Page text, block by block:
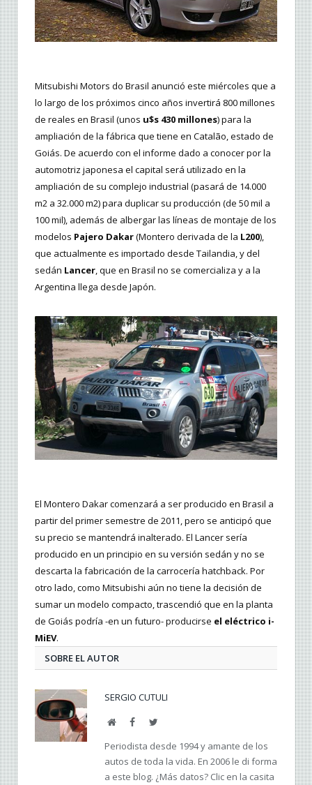
Mitsubishi Motors do Brasil anunció este miércoles que a
lo largo de los próximos cinco años invertirá 800 millones
de reales en Brasil (unos u$s 430 millones) para la
ampliación de la fábrica que tiene en Catalão, estado de
Goiás. De acuerdo con el informe dado a conocer por la
automotriz japonesa el capital será utilizado en la
ampliación de su complejo industrial (pasará de 14.000
m2 a 32.000 m2) para duplicar su producción (de 50 mil a
100 mil), además de albergar las líneas de montaje de los
modelos Pajero Dakar(Montero derivada de la L200),
que actualmente es importado desde Tailandia, y del
sedán Lancer, que en Brasil no se comercializa y a la
Argentina llega desde Japón.
El Montero Dakar comenzará a ser producido en Brasil a
partir del primer semestre de 2011, pero se anticipó que
su precio se mantendrá inalterado. El Lancer sería
producido en un principio en su versión sedán y no se
descarta la fabricación de la carrocería hatchback. Por
otro lado, como Mitsubishi aún no tiene la decisión de
sumar un modelo compacto, trascendió que en la planta
de Goiás podría -en un futuro- producirse el eléctrico i-
MiEV.
SOBRE EL AUTOR
SERGIO CUTULI
Web FacebookTwitter
Periodista desde 1994 y amante de los
autos de toda la vida. En 2006 le di forma
a este blog. ¿Más datos? Clic en la casita